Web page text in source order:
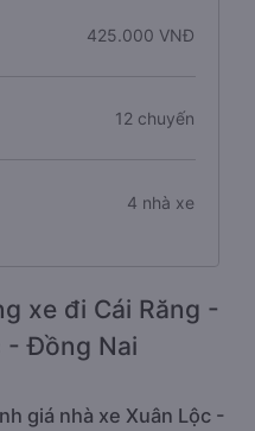
425.000 VNĐ
12 chuyến
4 nhà xe
xe đi Cái Răng -
- Đồng Nai
giá nhà xe Xuân Lộc -